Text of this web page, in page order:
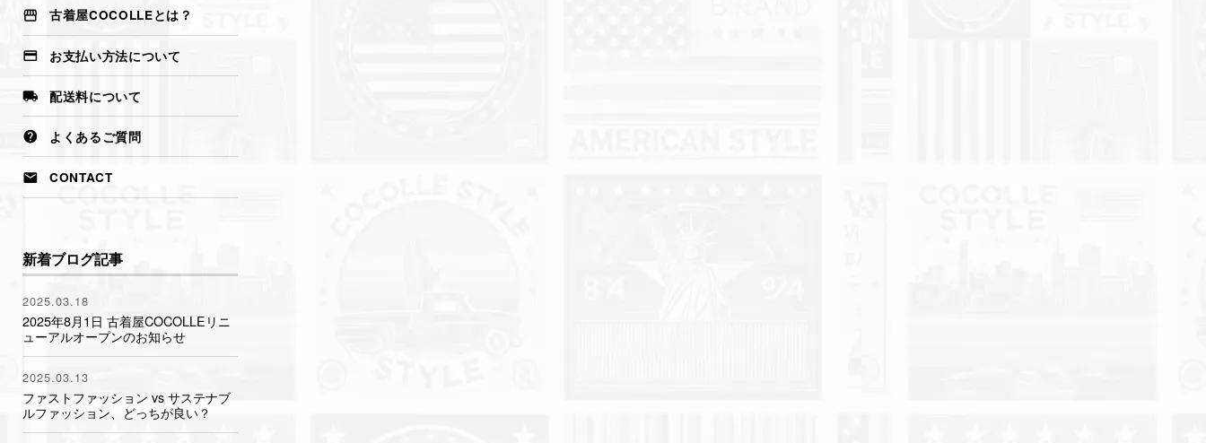
ミリタリースタイル（軍モノ・カ
ストリート × アメカジMIX（オー
古着屋COCOLLEとは？
お支払い方法について
配送料について
よくあるご質問
CONTACT
新着ブログ記事
2025.03.18
2025年8月1日 古着屋COCOLLEリニ
ューアルオープンのお知らせ
2025.03.13
ファストファッション vs サステナブ
ルファッション、どっちが良い？